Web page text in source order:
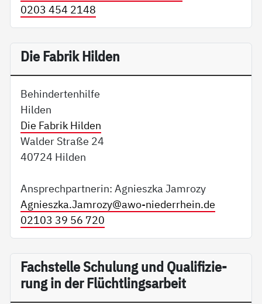
0203 454 2148
Die Fabrik Hilden
Behindertenhilfe
Hilden
Die Fabrik Hilden
Walder Straße 24
40724 Hilden
Ansprechpartnerin: Agnieszka Jamrozy
Agnieszka.Jamrozy@awo-niederrhein.de
02103 39 56 720
Fach­s­tel­le Schu­lung und Qua­li­fi­zie­
rung in der Flücht­lings­ar­beit